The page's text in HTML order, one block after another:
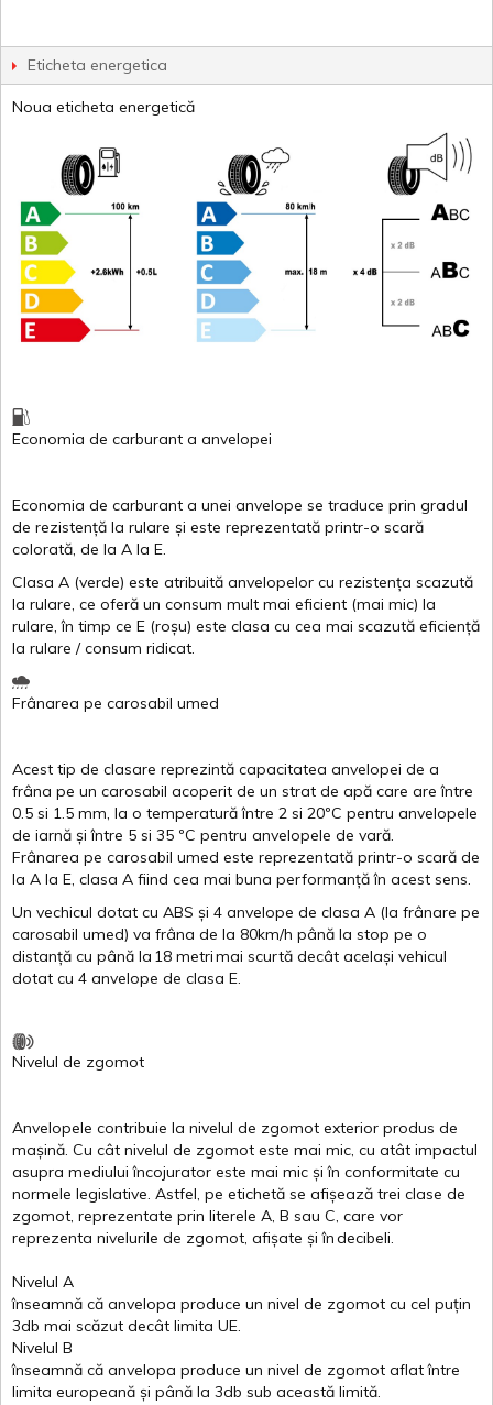
Eticheta energetica
Noua eticheta energetică
Economia de carburant a anvelopei
Economia de carburant a unei anvelope se traduce prin gradul
de rezistență la rulare și este reprezentată printr-o scară
colorată, de la A la E.
Clasa A (verde) este atribuită anvelopelor cu rezistența scazută
la rulare, ce oferă un consum mult mai eficient (mai mic) la
rulare,în timp ce E (roșu) este clasa cu cea mai scazută eficiență
la rulare /consum ridicat.
Frânarea pe carosabil umed
Acest tip de clasare reprezintă capacitatea anvelopei de a
frâna pe un carosabil acoperit de un strat de apă care areîntre
0.5 si 1.5 mm, la o temperatură între 2 si 20ºC pentru anvelopele
de iarnă și între 5 si 35 ºC pentru anvelopele de vară.
Frânarea pe carosabil umed este reprezentată printr-o scară de
la A la E, clasa A fiind cea mai buna performanță în acest sens.
Un vechicul dotat cu ABS și 4 anvelope de clasa A (la frânare pe
carosabil umed) va frâna de la 80km/h până la stop pe o
distanță cu până la 18 metrimai scurtă decât același vehicul
dotat cu 4 anvelope de clasa E.
Nivelul de zgomot
Anvelopele contribuie la nivelul de zgomot exterior produs de
mașină. Cu cât nivelul de zgomot este mai mic, cu atât impactul
asupra mediului încojurator este mai mic și în conformitate cu
normele legislative. Astfel, pe etichetă se afișează trei clase de
zgomot, reprezentate prin literele A, B sau C, care vor
reprezenta nivelurile de zgomot, afișate și îndecibeli.
Nivelul A
înseamnă că anvelopa produce un nivel de zgomot cu cel puțin
3db mai scăzut decât limita UE.
Nivelul B
înseamnă că anvelopa produce un nivel de zgomot aflat între
limita europeană și până la 3db sub această limită.